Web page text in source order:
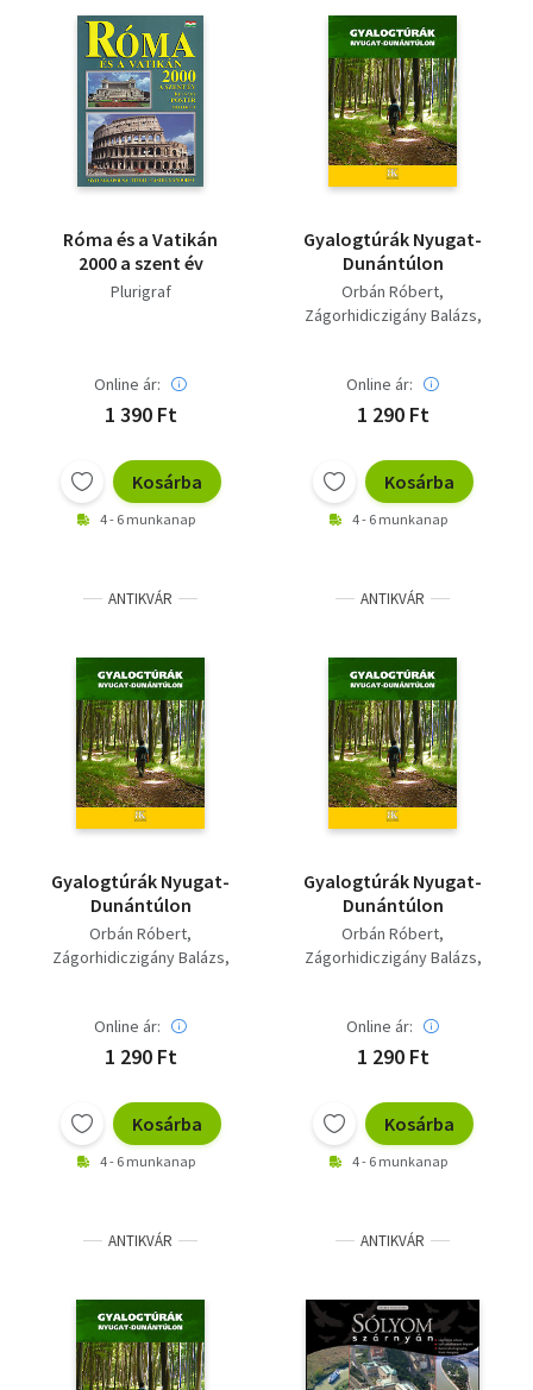
Róma és a Vatikán
2000 a szent év
Plurigraf
Online ár:
1 390 Ft
Kosárba
4 - 6 munkanap
Gyalogtúrák Nyugat-
Dunántúlon
Orbán Róbert
Zágorhidiczigány Balázs
Berdán László
Csuka István Kardos Enikő
Online ár:
1 290 Ft
Kosárba
4 - 6 munkanap
ANTIKVÁR
Gyalogtúrák Nyugat-
Dunántúlon
Orbán Róbert
Zágorhidiczigány Balázs
Berdán László
Csuka István Kardos Enikő
Online ár:
1 290 Ft
Kosárba
4 - 6 munkanap
ANTIKVÁR
Gyalogtúrák Nyugat-
Dunántúlon
Orbán Róbert
Zágorhidiczigány Balázs
Berdán László
Csuka István Kardos Enikő
Online ár:
1 290 Ft
Kosárba
4 - 6 munkanap
ANTIKVÁR ANTIKVÁR